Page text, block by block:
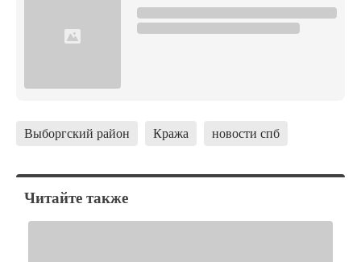
Выборгский район Кража новости спб
Читайте также